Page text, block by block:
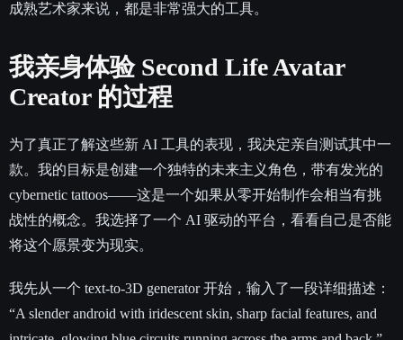
成熟艺术家来说，都是非常强大的工具。
我亲身体验 Second Life Avatar
Creator的过程
为了真正了解这些新 AI 工具的表现，我决定亲自测试其中一
款。我的目标是创建一个独特的未来主义角色，带有发光的
cybernetic tattoos——这是一个如果从零开始制作会相当有挑
战性的概念。我选择了一个 AI 驱动的平台，看看自己是否能
将这个愿景变为现实。
我先从一个 text-to-3D generator 开始，输入了一段详细描述：
“A slender android with iridescent skin, sharp facial features, and